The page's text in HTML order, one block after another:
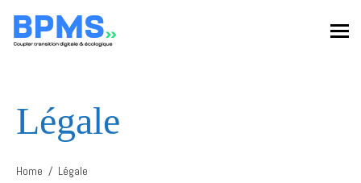
Légale
Home Légale